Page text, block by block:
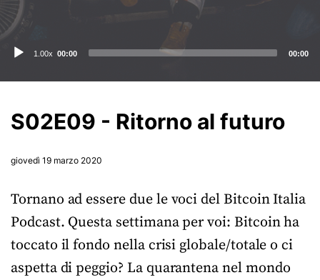
Audio
1.00x 00:00 00:00
S02E09 - Ritorno al futuro
giovedì 19 marzo 2020
Tornano ad essere due le voci del Bitcoin Italia
Podcast. Questa settimana per voi: Bitcoin ha
toccato il fondo nella crisi globale/totale o ci
aspetta di peggio? La quarantena nel mondo